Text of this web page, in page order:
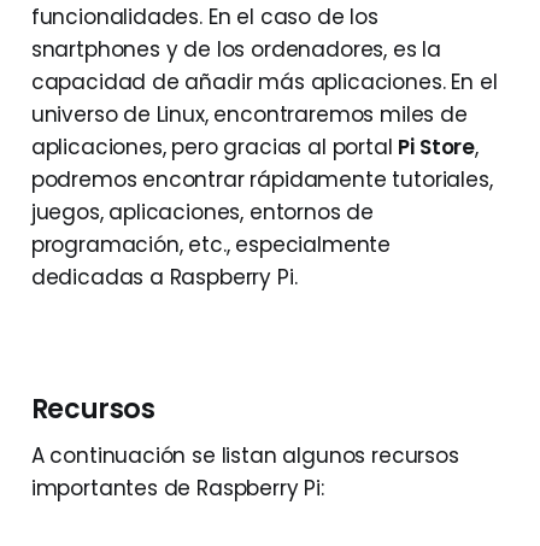
funcionalidades. En el caso de los
snartphones y de los ordenadores, es la
capacidad de añadir más aplicaciones. En el
universo de Linux, encontraremos miles de
aplicaciones, pero gracias al portal Pi Store,
podremos encontrar rápidamente tutoriales,
juegos, aplicaciones, entornos de
programación, etc., especialmente
dedicadas a Raspberry Pi.
Recursos
A continuación se listan algunos recursos
importantes de Raspberry Pi: